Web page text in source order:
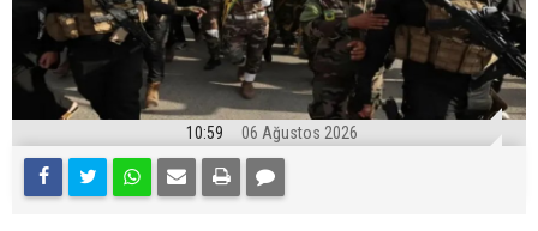
10:59 06 Ağustos 2026